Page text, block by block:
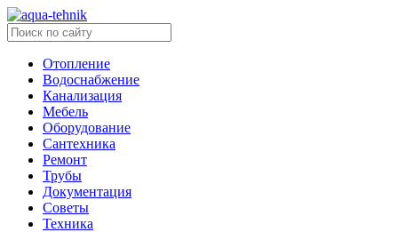
Отопление
Водоснабжение
Канализация
Мебель
Оборудование
Сантехника
Ремонт
Трубы
Документация
Советы
Техника